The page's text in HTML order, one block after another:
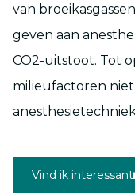
van
geven aan
CO2-uitstoot. Tot
milieufactoren
Vind ik interessant